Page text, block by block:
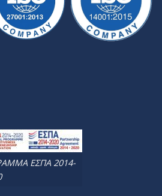
ΕΣΠΑ 2014-